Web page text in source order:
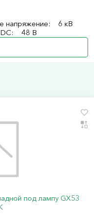
напряжение: 6 кВ
DC: 48 В
под лампу GX53